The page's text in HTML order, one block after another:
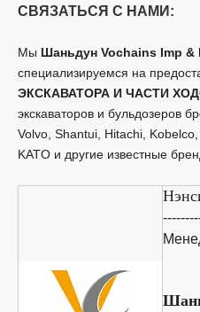
СВЯЗАТЬСЯ С НАМИ:
Мы Шаньдун Vochains Imp &
специализируемся на
ЭКСКАВАТОРА И ЧАСТИ
экскаваторов и бульдозеров
Volvo, Shantui, Hitachi,
KATO и другие известные